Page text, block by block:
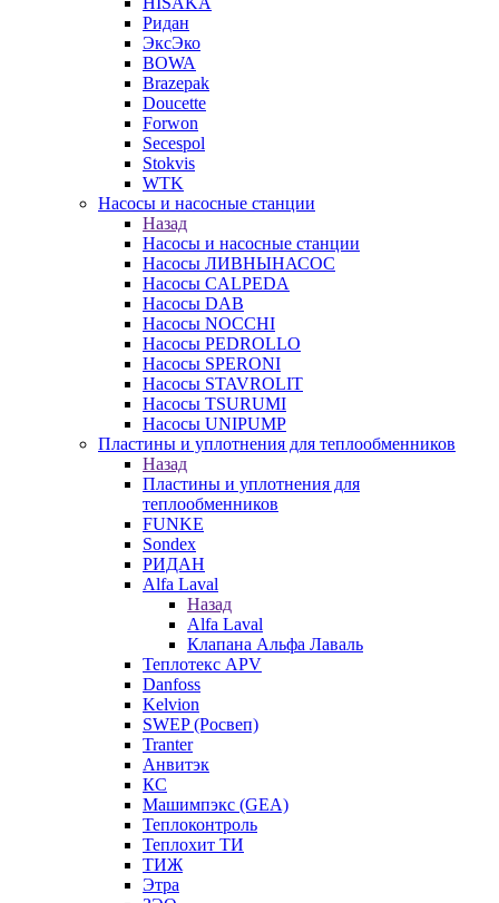
Ридан
ЭксЭко
BOWA
Brazepak
Doucette
Forwon
Secespol
Stokvis
WTK
Насосы и насосные станции
Назад
Насосы и насосные станции
Насосы ЛИВНЫНАСОС
Насосы CALPEDA
Насосы DAB
Насосы NOCCHI
Насосы PEDROLLO
Насосы SPERONI
Насосы STAVROLIT
Насосы TSURUMI
Насосы UNIPUMP
Пластины и уплотнения для теплообменников
Назад
Пластины и уплотнения для
теплообменников
FUNKE
Sondex
РИДАН
Alfa Laval
Назад
Alfa Laval
Клапана Альфа Лаваль
Теплотекс APV
Danfoss
Kelvion
SWEP (Росвеп)
Tranter
Анвитэк
КС
Машимпэкс (GEA)
Теплоконтроль
Теплохит ТИ
ТИЖ
Этра